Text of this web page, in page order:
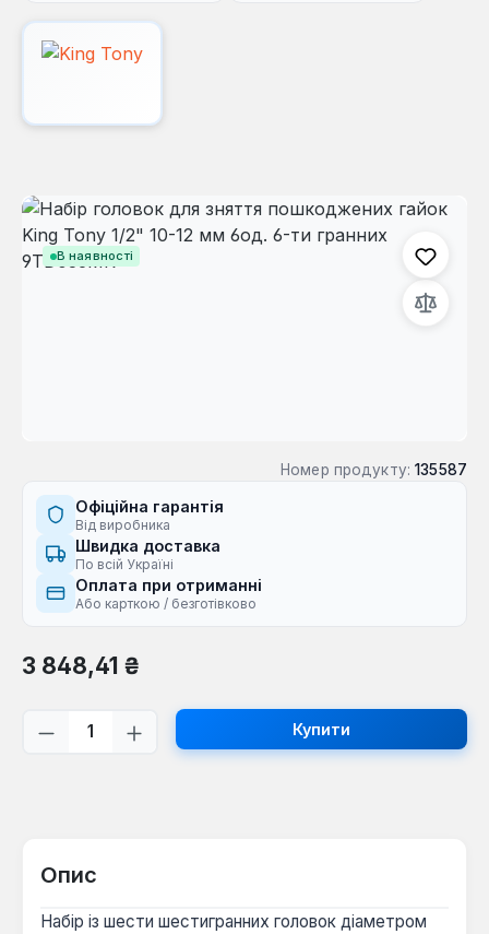
В наявності
Пропустити галерею зображень
Номер продукту: 135587
Офіційна гарантія
Від виробника
Швидка доставка
По всій Україні
Оплата при отриманні
Або карткою / безготівково
Звичайна ціна:
3 848,41 ₴
Кількість товару: Введіть потрібну
Купити
Опис
Набір із шести шестигранних головок діаметром